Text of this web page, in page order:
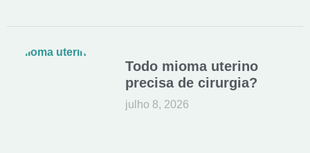
Todo mioma uterino
precisa de cirurgia?
julho 8, 2026